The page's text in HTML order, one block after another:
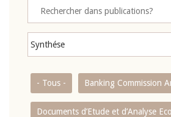
- Tous - Banking Commission
Documents d’Etude et d’Analyse